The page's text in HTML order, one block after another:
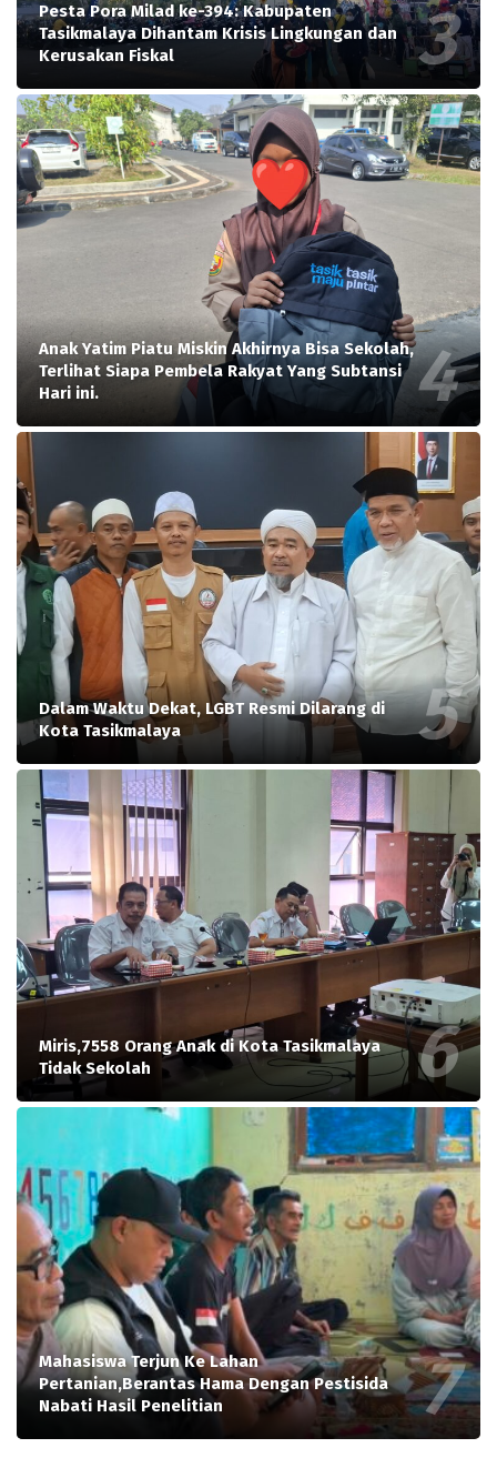
Pesta Pora Milad ke-394: Kabupaten
Tasikmalaya Dihantam Krisis Lingkungan dan
Kerusakan Fiskal
Anak Yatim Piatu Miskin Akhirnya Bisa Sekolah,
Terlihat Siapa Pembela Rakyat Yang Subtansi
Hari ini.
Dalam Waktu Dekat, LGBT Resmi Dilarang di
Kota Tasikmalaya
Miris,7558 Orang Anak di Kota Tasikmalaya
Tidak Sekolah
Mahasiswa Terjun Ke Lahan
Pertanian,Berantas Hama Dengan Pestisida
Nabati Hasil Penelitian